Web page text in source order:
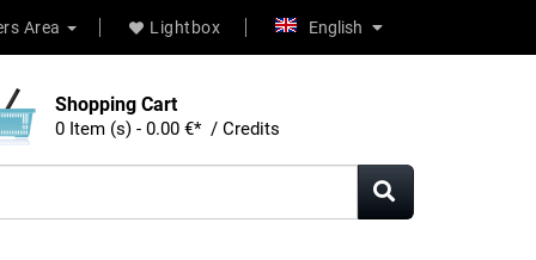
Area Lightbox English
Shopping Cart
0 Item (s) - 0.00 €* / Credits